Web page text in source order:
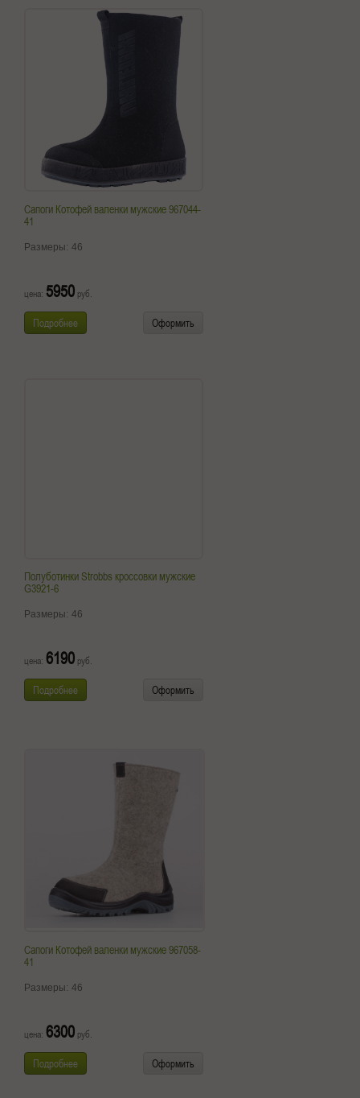
Сапоги Котофей валенки мужские 967044-
41
Размеры: 46
цена: 5950 руб.
Подробнее Оформить
Полуботинки Strobbs кроссовки мужские
G3921-6
Размеры: 46
цена: 6190 руб.
Подробнее Оформить
Сапоги Котофей валенки мужские 967058-
41
Размеры: 46
цена: 6300 руб.
Подробнее Оформить